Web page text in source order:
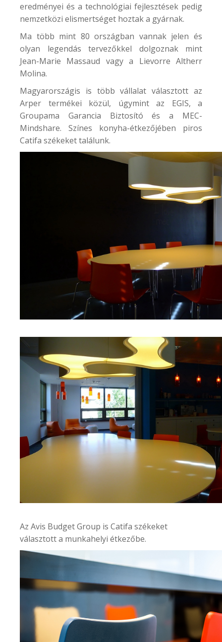
eredményei és a technológiai fejlesztések pedig
nemzetközi elismertséget hoztak a gyárnak.
Ma több mint 80 országban vannak jelen és
olyan legendás tervezőkkel dolgoznak mint
Jean-Marie Massaud vagy a Lievorre Altherr
Molina.
Magyarországis is több vállalat választott az
Arper termékei közül, úgymint az EGIS, a
Groupama Garancia Biztosító és a MEC-
Mindshare. Színes konyha-étkezőjében piros
Catifa székeket találunk.
Az Avis Budget Group is Catifa székeket
választott a munkahelyi étkezőbe.